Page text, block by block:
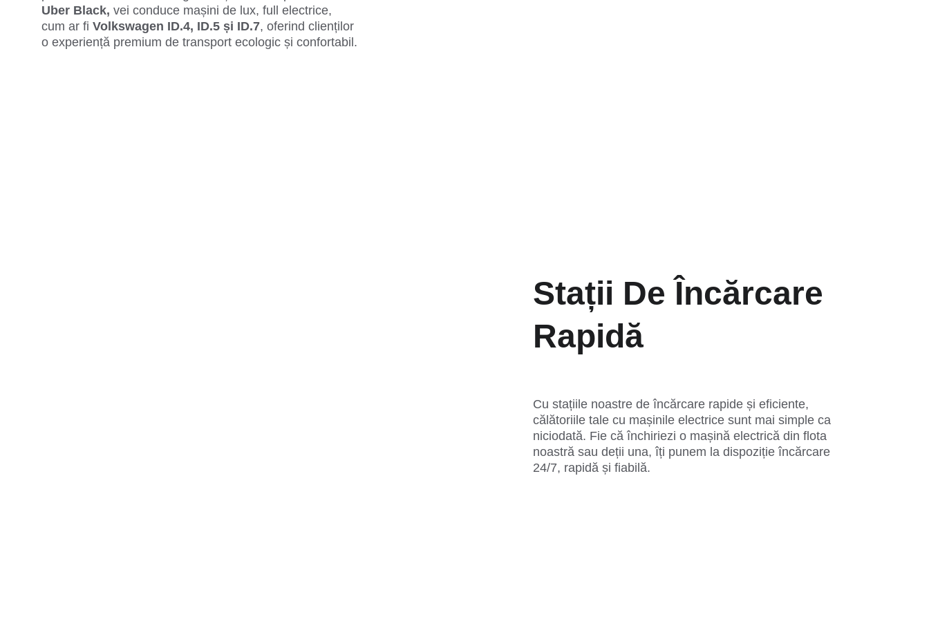
Uber Black, vei conduce mașini de lux, full electrice,
cum ar fi Volkswagen ID.4, ID.5 și ID.7, oferind clienților
o experiență premium de transport ecologic și confortabil.
Stații De Încărcare
Rapidă
Cu stațiile noastre de încărcare rapide și eficiente,
călătoriile tale cu mașinile electrice sunt mai simple ca
niciodată. Fie că închiriezi o mașină electrică din flota
noastră sau deții una, îți punem la dispoziție încărcare
24/7, rapidă și fiabilă.